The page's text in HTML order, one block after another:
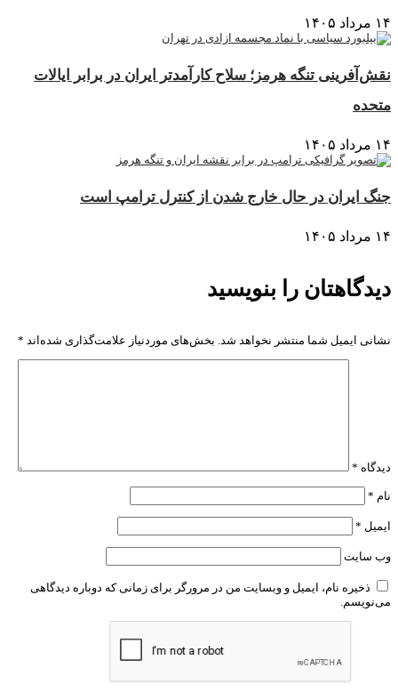
۱۴ مرداد ۱۴۰۵
نقش‌آفرینی تنگه هرمز؛ سلاح کارآمدتر ایران در برابر ایالات
متحده
۱۴ مرداد ۱۴۰۵
جنگ ایران در حال خارج شدن از کنترل ترامپ است
۱۴ مرداد ۱۴۰۵
دیدگاهتان را بنویسید
نشانی ایمیل شما منتشر نخواهد شد. بخش‌های موردنیاز علامت‌گذاری شده‌اند *
دیدگاه *
نام *
ایمیل *
وب‌ سایت
ذخیره نام، ایمیل و وبسایت من در مرورگر برای زمانی که دوباره دیدگاهی
می‌نویسم.